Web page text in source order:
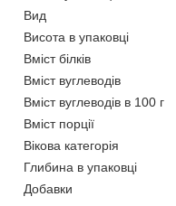
Вид
Висота в упаковці
Вміст білків
Вміст вуглеводів
Вміст вуглеводів в 100 г
Вміст порції
Вікова категорія
Глибина в упаковці
Добавки